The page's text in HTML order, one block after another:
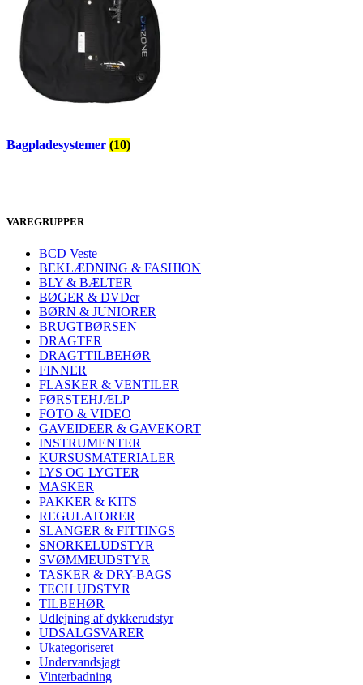
Bagpladesystemer (10)
VAREGRUPPER
BCD Veste
BEKLÆDNING & FASHION
BLY & BÆLTER
BØGER & DVDer
BØRN & JUNIORER
BRUGTBØRSEN
DRAGTER
DRAGTTILBEHØR
FINNER
FLASKER & VENTILER
FØRSTEHJÆLP
FOTO & VIDEO
GAVEIDEER & GAVEKORT
INSTRUMENTER
KURSUSMATERIALER
LYS OG LYGTER
MASKER
PAKKER & KITS
REGULATORER
SLANGER & FITTINGS
SNORKELUDSTYR
SVØMMEUDSTYR
TASKER & DRY-BAGS
TECH UDSTYR
TILBEHØR
Udlejning af dykkerudstyr
UDSALGSVARER
Ukategoriseret
Undervandsjagt
Vinterbadning